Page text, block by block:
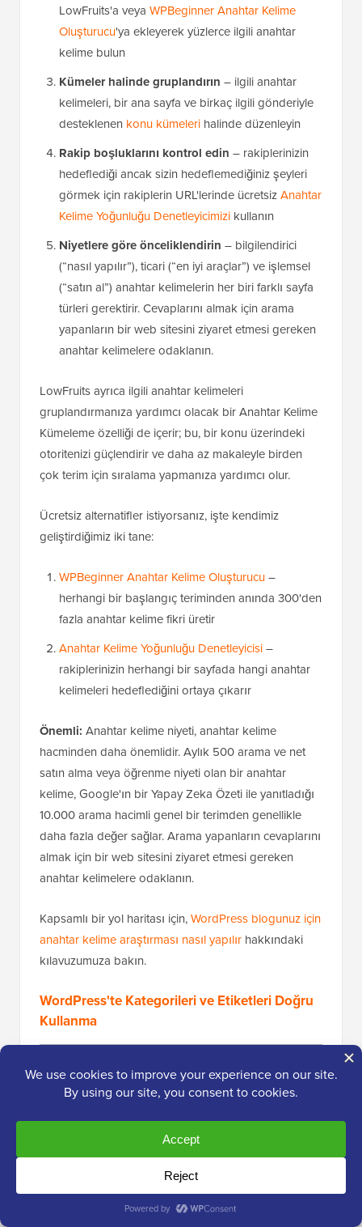
LowFruits'a veya WPBeginner Anahtar Kelime
Oluşturucu'ya ekleyerek yüzlerce ilgili anahtar
kelime bulun
Kümeler halinde gruplandırın – ilgili anahtar
kelimeleri, bir ana sayfa ve birkaç ilgili gönderiyle
desteklenen konu kümeleri halinde düzenleyin
Rakip boşluklarını kontrol edin – rakiplerinizin
hedeflediği ancak sizin hedeflemediğiniz şeyleri
görmek için rakiplerin URL'lerinde ücretsizAnahtar
Kelime Yoğunluğu Denetleyicimizi kullanın
Niyetlere göre önceliklendirin – bilgilendirici
(“nasıl yapılır”), ticari (“en iyi araçlar”) ve işlemsel
(“satın al”) anahtar kelimelerin her biri farklı sayfa
türleri gerektirir. Cevaplarını almak için arama
yapanların bir web sitesini ziyaret etmesi gereken
anahtar kelimelere odaklanın.
LowFruits ayrıca ilgili anahtar kelimeleri
gruplandırmanıza yardımcı olacak bir Anahtar Kelime
Kümeleme özelliği de içerir; bu, bir konu üzerindeki
otoritenizi güçlendirir ve daha az makaleyle birden
çok terim için sıralama yapmanıza yardımcı olur.
Ücretsiz alternatifler istiyorsanız, işte kendimiz
geliştirdiğimiz iki tane:
WPBeginner Anahtar Kelime Oluşturucu–
herhangi bir başlangıç teriminden anında 300'den
fazla anahtar kelime fikri üretir
Anahtar Kelime Yoğunluğu Denetleyicisi–
rakiplerinizin herhangi bir sayfada hangi anahtar
kelimeleri hedeflediğini ortaya çıkarır
Önemli: Anahtar kelime niyeti, anahtar kelime
hacminden daha önemlidir. Aylık 500 arama ve net
satın alma veya öğrenme niyeti olan bir anahtar
kelime, Google'ın bir Yapay Zeka Özeti ile yanıtladığı
10.000 arama hacimli genel bir terimden genellikle
daha fazla değer sağlar. Arama yapanların cevaplarını
almak için bir web sitesini ziyaret etmesi gereken
anahtar kelimelere odaklanın.
Kapsamlı bir yol haritası için,WordPress blogunuz için
anahtar kelime araştırması nasıl yapılır hakkındaki
kılavuzumuza bakın.
WordPress'te Kategorileri ve Etiketleri Doğru
Kullanma
WordPress, gönderilerikategorilereveetiketleregöre
düzenlemenize olanak tanır. Doğru kullanıldığında,
hem okuyucuların hem de arama motorlarının